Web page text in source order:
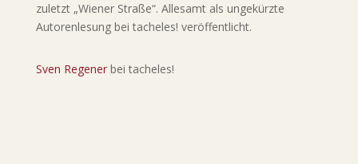
zuletzt „Wiener Straße“. Allesamt als ungekürzte
Autorenlesung bei tacheles! veröffentlicht.
Sven Regenerbei tacheles!